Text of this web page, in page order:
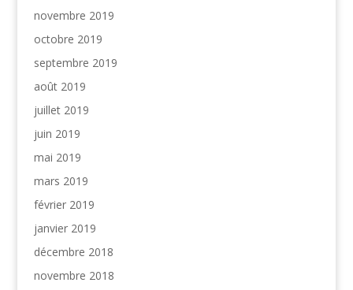
novembre 2019
octobre 2019
septembre 2019
août 2019
juillet 2019
juin 2019
mai 2019
mars 2019
février 2019
janvier 2019
décembre 2018
novembre 2018